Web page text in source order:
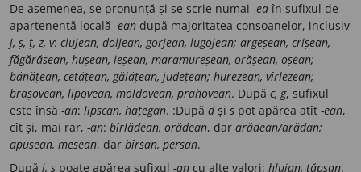
De asemenea, se pronunță și se scrie numai -eaîn sufixul de
apartenență locală -ean după majoritatea consoanelor, inclusiv
j, ș, ț, z, v: clujean, doljean, gorjean, lugojean; argeșean, crișean,
făgărășean, hușean, ieșean, maramureșean, orășean, oșean;
bănățean, cetățean, gălățean, județean; hurezean, vîrlezean;
brașovean, lipovean, moldovean, prahovean. După c, g, sufixul
este însă -an: lipscan, hațegan. :După dși s pot apărea atît -ean,
cît și, mai rar, -an: bîrlădean, orădean, dar arădean/arădan;
apusean, mesean, dar bîrsan, persan.
După j, ș poate apărea sufixul -an cu alte valori: hlujan, tăpșan.